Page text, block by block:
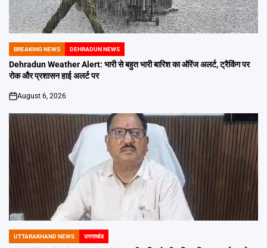
POSTED
IN
BREAKING NEWS DEHRADUN NEWS
Dehradun Weather Alert: भारी से बहुत भारी बारिश का ऑरेंज अलर्ट, ट्रैकिंग पर
रोक और प्रशासन हाई अलर्ट पर
on
August 6, 2026
POSTED
UTTARAKHAND NEWS उत्तराखंड